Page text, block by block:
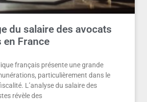
du salaire des avocats
France
français présente une grande
particulièrement dans le
L’analyse du salaire des
révèle des